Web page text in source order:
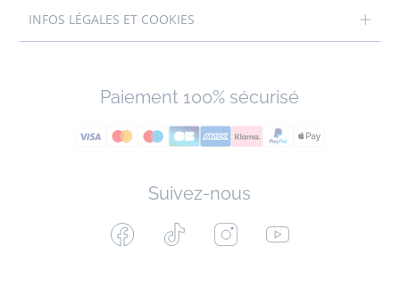
INFOS LÉGALES ET COOKIES
Paiement 100% sécurisé
Suivez-nous
Facebook Tiktok InstagramYoutube